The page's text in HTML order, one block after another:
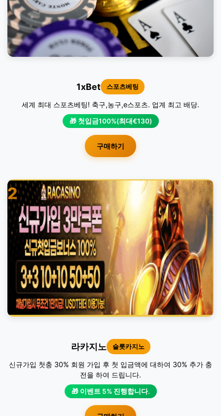
1xBet 스포츠베팅
세계 최대 스포츠베팅! 축구,농구,e스포츠. 업계 최고 배당.
🎁 첫입금100%(최대€130)
구매하기
2
라카지노 슬롯카지노
신규가입 첫충 30% 회원 가입 후 첫 입금액에 대하여 30% 추가 충
전을 하여 드립니다.
🎁 이벤트 5% 진행합니다.